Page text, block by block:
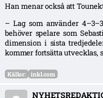
Han menar också att
– Lag som använder
behöver spelare som
dimension i sista
kommer fortsätta utvecklas,
Källor: inkl.com